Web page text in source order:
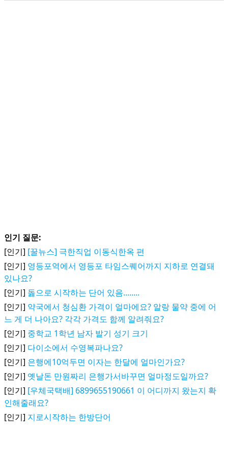
인기 질문:
[인기] [꿀뉴스] 극한직업 이동식한옥 편
[인기] 영등포역에서 영등포 타임스퀘어까지 지하로 연결돼
있나요?
[인기] 돓으로 시작하는 단어 있음........
[인기] 약국에서 청심환 가격이 얼마에요? 알랑 물약 중에 어
느 게 더 나아요? 각각 가격도 함께 알려줘요?
[인기] 중학교 1학년 남자 발기 성기 크기
[인기] 다이소에서 수영복파나요?
[인기] 은행에10억두면 이자는 한달에 얼마인가요?
[인기] 옛날돈 만원짜리 은행가서바꾸면 얼마정도일까요?
[인기] [우체국택배] 6899655190661 이 어디까지 왔는지 확
인해줄래요?
[인기] 지로시작하는 한방단어